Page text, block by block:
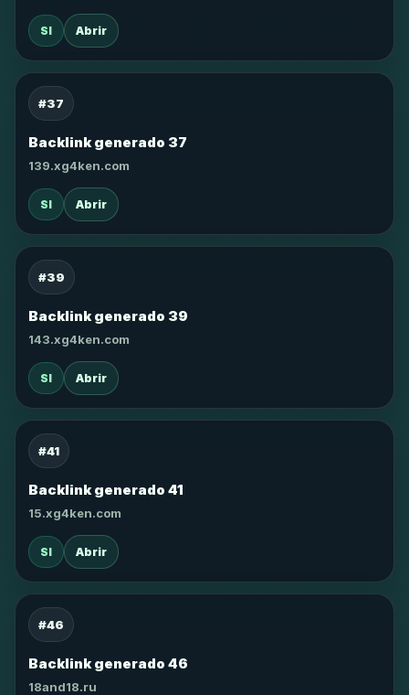
SI Abrir
#37
Backlink generado 37
139.xg4ken.com
SI Abrir
#39
Backlink generado 39
143.xg4ken.com
SI Abrir
#41
Backlink generado 41
15.xg4ken.com
SI Abrir
#46
Backlink generado 46
18and18.ru